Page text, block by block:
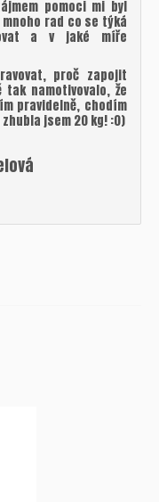
pomoci mi byl
rad co se týká
a v jaké míře
proč zapojit
namotivovalo, že
pravidelně, chodím
jsem 20 kg! :0)